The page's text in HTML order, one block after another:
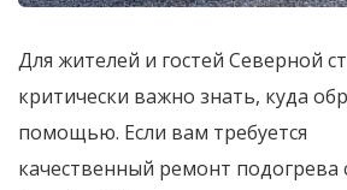
Для жителей и гостей Северной
критически важно знать, куда
помощью. Если вам требуется
качественный ремонт подогрева